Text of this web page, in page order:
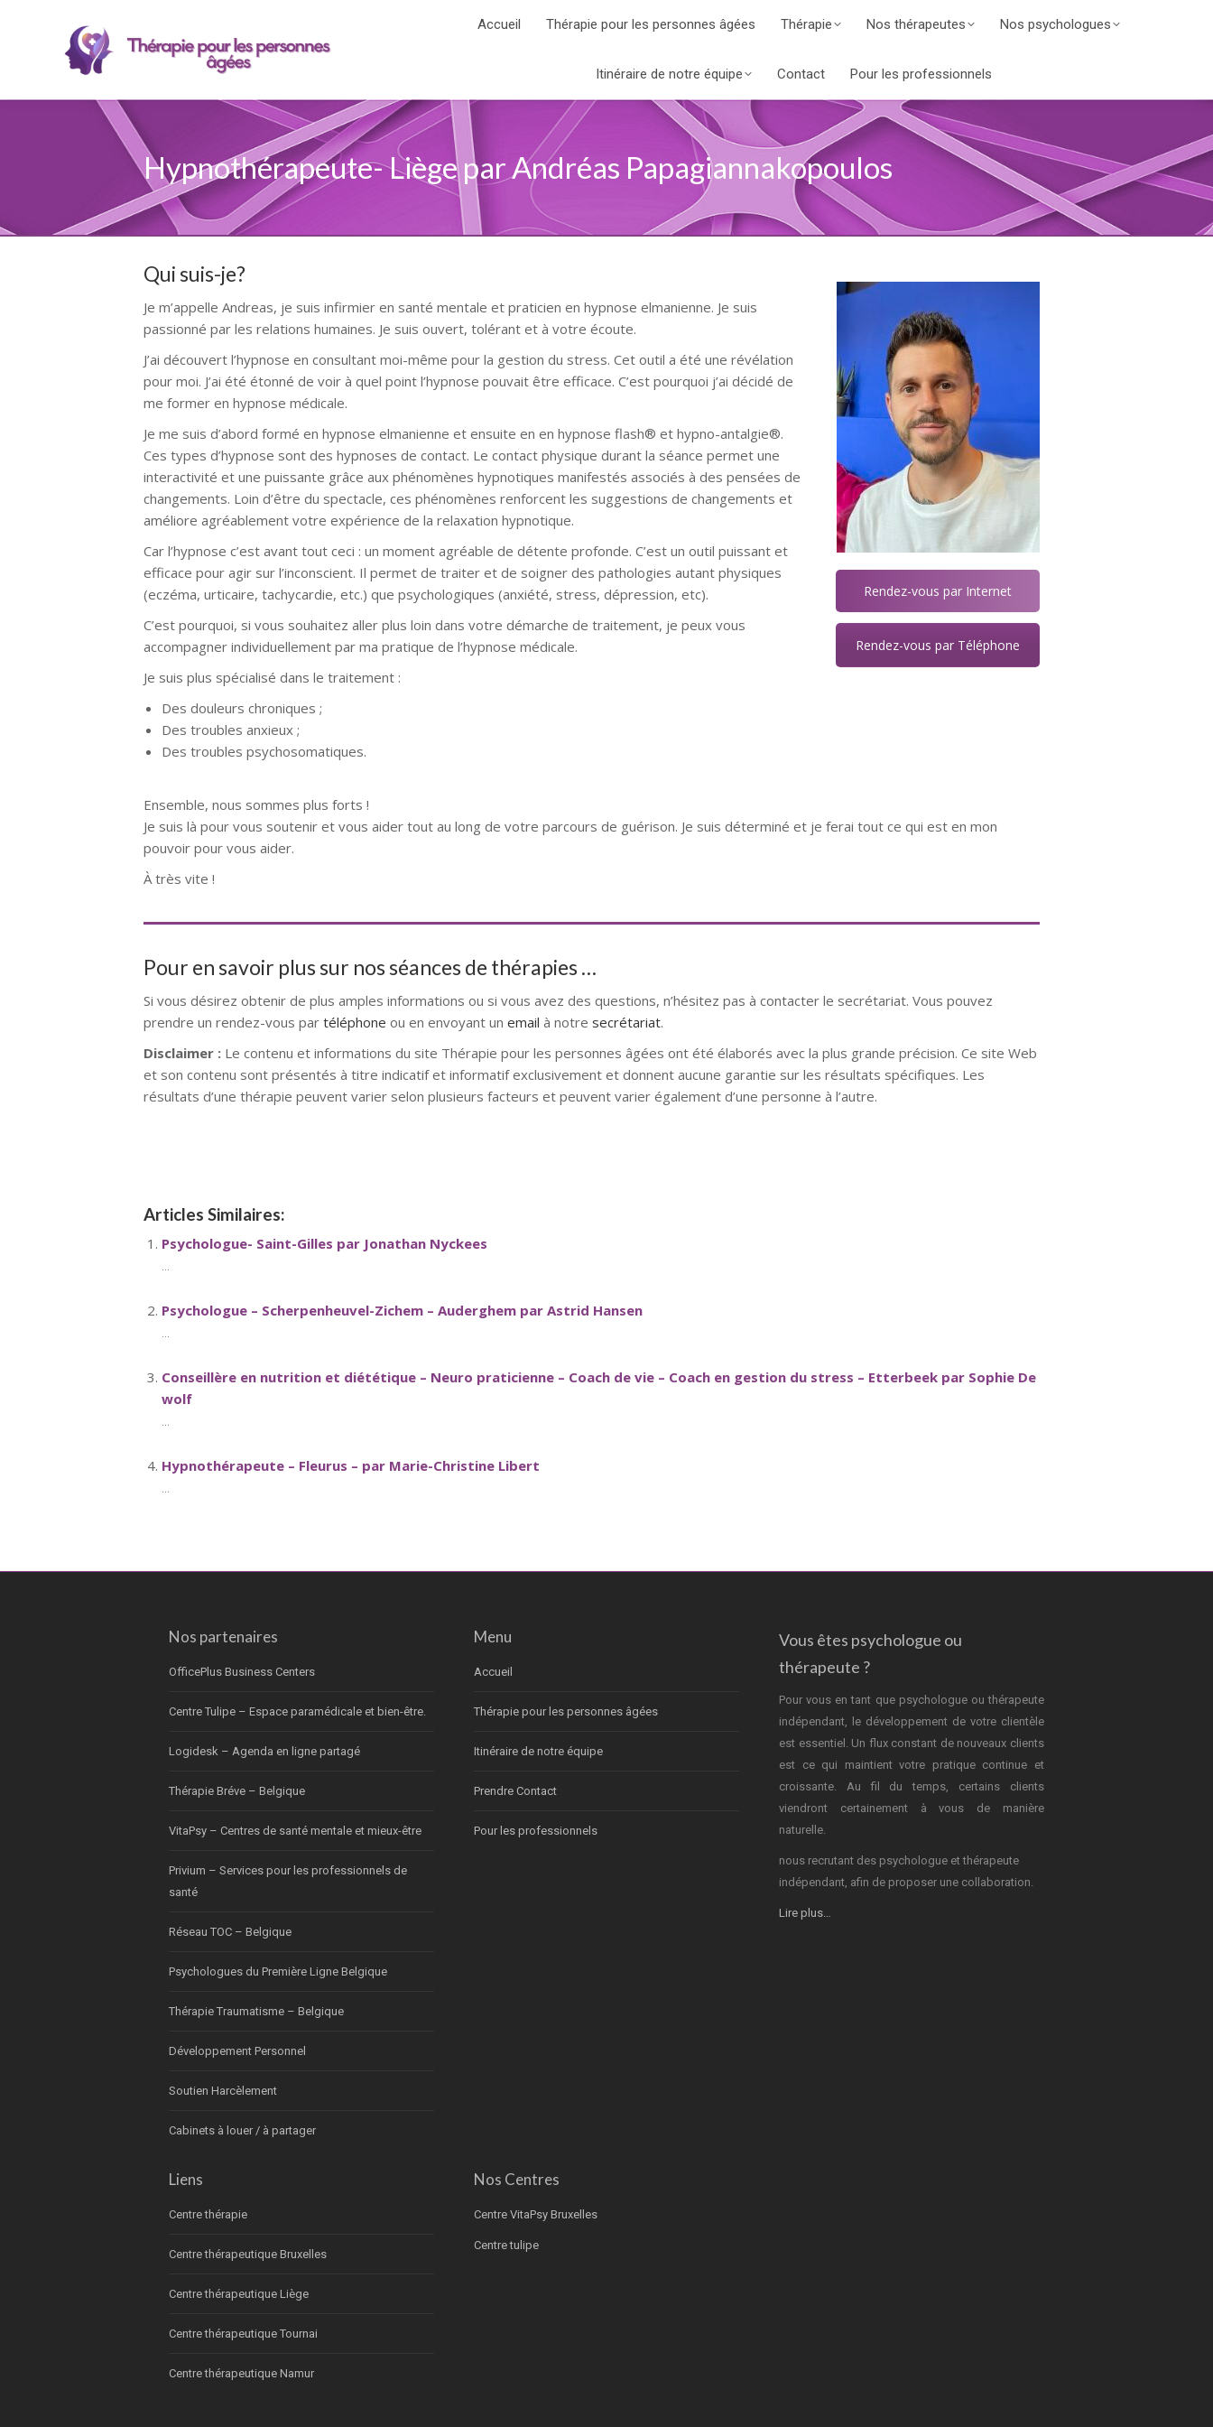
Accueil Thérapie pour les personnes âgées Thérapie Nos thérapeutes Nos psychologues
Itinéraire de notre équipe Contact Pour les professionnels
Hypnothérapeute- Liège par Andréas Papagiannakopoulos
Qui suis-je?
Je m’appelle Andreas, je suis infirmier en santé mentale et praticien en hypnose elmanienne. Je suis
passionné par les relations humaines. Je suis ouvert, tolérant et à votre écoute.
J’ai découvert l’hypnose en consultant moi-même pour la gestion du stress. Cet outil a été une révélation
pour moi. J’ai été étonné de voir à quel point l’hypnose pouvait être efficace. C’est pourquoi j’ai décidé de
me former en hypnose médicale.
Je me suis d’abord formé en hypnose elmanienne et ensuite en en hypnose flash® et hypno-antalgie®.
Ces types d’hypnose sont des hypnoses de contact. Le contact physique durant la séance permet une
interactivité et une puissante grâce aux phénomènes hypnotiques manifestés associés à des pensées de
changements. Loin d’être du spectacle, ces phénomènes renforcent les suggestions de changements et
améliore agréablement votre expérience de la relaxation hypnotique.
Car l’hypnose c’est avant tout ceci : un moment agréable de détente profonde. C’est un outil puissant et
efficace pour agir sur l’inconscient. Il permet de traiter et de soigner des pathologies autant physiques
(eczéma, urticaire, tachycardie, etc.) que psychologiques (anxiété, stress, dépression, etc).
C’est pourquoi, si vous souhaitez aller plus loin dans votre démarche de traitement, je peux vous
accompagner individuellement par ma pratique de l’hypnose médicale.
Je suis plus spécialisé dans le traitement :
Des douleurs chroniques ;
Des troubles anxieux ;
Des troubles psychosomatiques.
Rendez-vous par Internet
Rendez-vous par Téléphone
Ensemble, nous sommes plus forts !
Je suis là pour vous soutenir et vous aider tout au long de votre parcours de guérison. Je suis déterminé et je ferai tout ce qui est en mon
pouvoir pour vous aider.
À très vite !
Pour en savoir plus sur nos séances de thérapies …
Si vous désirez obtenir de plus amples informations ou si vous avez des questions, n’hésitez pas à contacter le secrétariat. Vous pouvez
prendre un rendez-vous par téléphone ou en envoyant un email à notre secrétariat.
Disclaimer : Le contenu et informations du site Thérapie pour les personnes âgées ont été élaborés avec la plus grande précision. Ce site Web
et son contenu sont présentés à titre indicatif et informatif exclusivement et donnent aucune garantie sur les résultats spécifiques. Les
résultats d’une thérapie peuvent varier selon plusieurs facteurs et peuvent varier également d’une personne à l’autre.
Articles Similaires:
Psychologue- Saint-Gilles par Jonathan Nyckees
...
Psychologue – Scherpenheuvel-Zichem – Auderghem par Astrid Hansen
...
Conseillère en nutrition et diététique – Neuro praticienne – Coach de vie – Coach en gestion du stress – Etterbeek par Sophie De
wolf
...
Hypnothérapeute – Fleurus – par Marie-Christine Libert
...
Nos partenaires
OfficePlus Business Centers
Centre Tulipe – Espace paramédicale et bien-être.
Logidesk – Agenda en ligne partagé
Thérapie Bréve – Belgique
VitaPsy – Centres de santé mentale et mieux-être
Privium – Services pour les professionnels de
santé
Réseau TOC – Belgique
Psychologues du Première Ligne Belgique
Thérapie Traumatisme – Belgique
Développement Personnel
Soutien Harcèlement
Cabinets à louer / à partager
Menu
Accueil
Thérapie pour les personnes âgées
Itinéraire de notre équipe
Prendre Contact
Pour les professionnels
Vous êtes psychologue ou
thérapeute ?
Pour vous en tant que psychologue ou thérapeute
indépendant, le développement de votre clientèle
est essentiel. Un flux constant de nouveaux clients
est ce qui maintient votre pratique continue et
croissante. Au fil du temps, certains clients
viendront certainement à vous de manière
naturelle.
nous recrutant des psychologue et thérapeute
indépendant, afin de proposer une collaboration.
Lire plus…
Liens
Centre thérapie
Centre thérapeutique Bruxelles
Centre thérapeutique Liège
Centre thérapeutique Tournai
Centre thérapeutique Namur
Nos Centres
Centre VitaPsy Bruxelles
Centre tulipe